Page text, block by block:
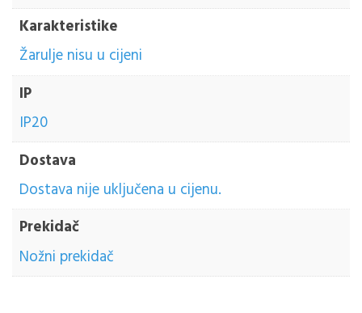
Karakteristike
Žarulje nisu u cijeni
IP
IP20
Dostava
Dostava nije uključena u cijenu.
Prekidač
Nožni prekidač